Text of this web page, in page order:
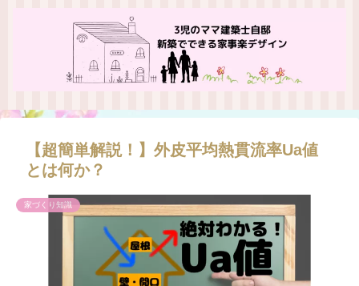
【超簡単解説！】外皮平均熱貫流率Ua値
とは何か？
家づくり知識